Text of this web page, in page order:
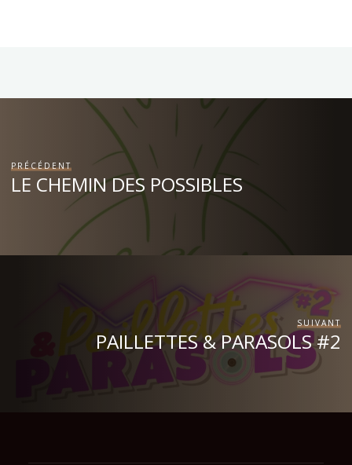
PRÉCÉDENT
LE CHEMIN DES POSSIBLES
SUIVANT
PAILLETTES & PARASOLS #2